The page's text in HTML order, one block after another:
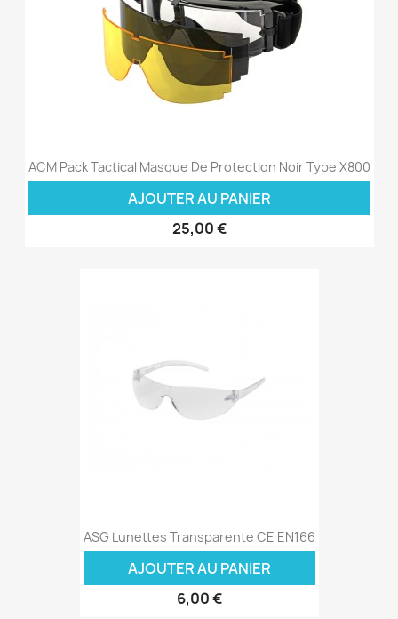
ACM Pack Tactical Masque De Protection Noir Type X800
AJOUTER AU PANIER
25,00 €
ASG Lunettes Transparente CE EN166
AJOUTER AU PANIER
6,00 €